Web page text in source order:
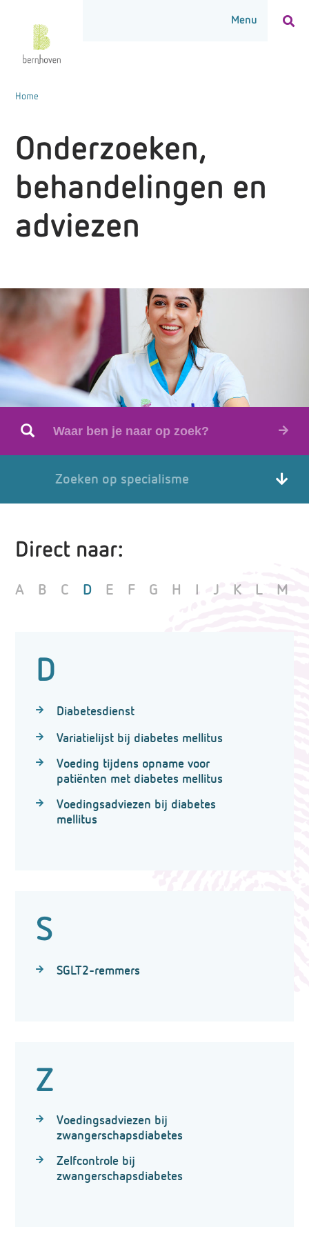
Home
Onderzoeken,
behandelingen en
adviezen
Zoeken op specialisme
Direct naar:
A B C D E F G H J K L M
D
Diabetesdienst
Variatielijst bij diabetes mellitus
Voeding tijdens opname voor
patiënten met diabetes mellitus
Voedingsadviezen bij diabetes
mellitus
S
SGLT2-remmers
Z
Voedingsadviezen bij
zwangerschapsdiabetes
Zelfcontrole bij
zwangerschapsdiabetes